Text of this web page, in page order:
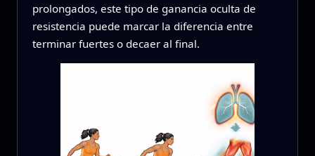
prolongados, este tipo de ganancia oculta de
resistencia puede marcar la diferencia entre
terminar fuertes o decaer al final.